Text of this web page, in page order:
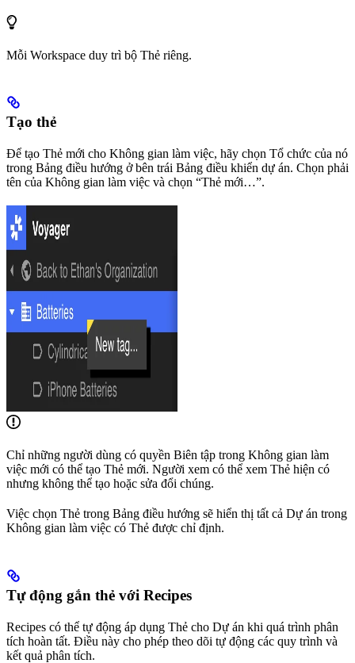
Mỗi Workspace duy trì bộ Thẻ riêng.
Tạo thẻ
Để tạo Thẻ mới cho Không gian làm việc, hãy chọn Tổ chức của nó
trong Bảng điều hướng ở bên trái Bảng điều khiển dự án. Chọn phải
tên của Không gian làm việc và chọn “Thẻ mới…”.
Chỉ những người dùng có quyền Biên tập trong Không gian làm
việc mới có thể tạo Thẻ mới. Người xem có thể xem Thẻ hiện có
nhưng không thể tạo hoặc sửa đổi chúng.
Việc chọn Thẻ trong Bảng điều hướng sẽ hiển thị tất cả Dự án trong
Không gian làm việc có Thẻ được chỉ định.
Tự động gắn thẻ với Recipes
Recipes có thể tự động áp dụng Thẻ cho Dự án khi quá trình phân
tích hoàn tất. Điều này cho phép theo dõi tự động các quy trình và
kết quả phân tích.